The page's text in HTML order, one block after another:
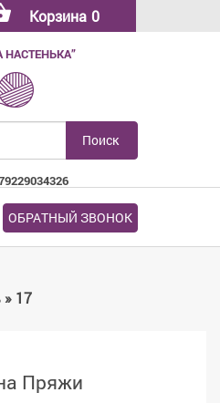
Корзина 0
ОБРАТНЫЙ ЗВОНОК
» 17
Пряжи